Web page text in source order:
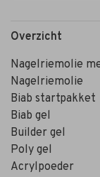
Overzicht
Nagelriemolie
Nagelriemolie
Biab startpakket
Biab gel
Builder gel
Poly gel
Acrylpoeder